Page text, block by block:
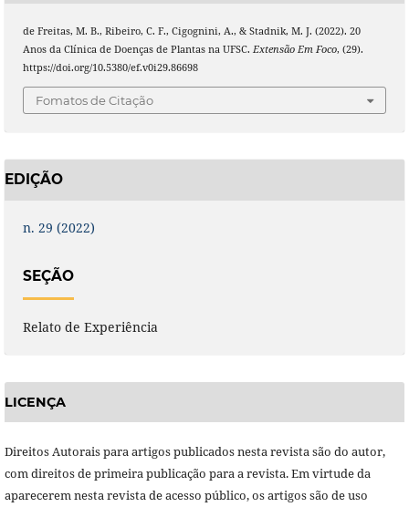
de Freitas, M. B., Ribeiro, C. F., Cigognini, A., & Stadnik, M. J. (2022). 20
Anos da Clínica de Doenças de Plantas na UFSC. Extensão Em Foco, (29).
https://doi.org/10.5380/ef.v0i29.86698
Fomatos de Citação
EDIÇÃO
n. 29 (2022)
SEÇÃO
Relato de Experiência
LICENÇA
Direitos Autorais para artigos publicados nesta revista são do autor,
com direitos de primeira publicação para a revista. Em virtude da
aparecerem nesta revista de acesso público, os artigos são de uso